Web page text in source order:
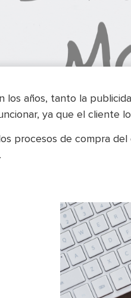
los años, tanto la
ya que el cliente
procesos de compra